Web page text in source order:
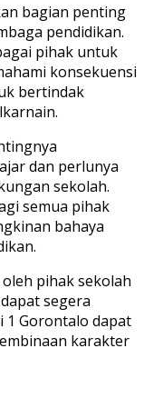
bagian penting
pendidikan.
pihak untuk
konsekuensi
bertindak
dan perlunya
sekolah.
semua pihak
bahaya
pihak sekolah
segera
1 Gorontalo dapat
karakter